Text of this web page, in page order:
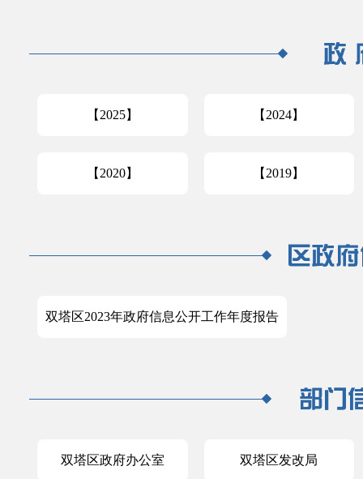
【2025】 【2024】
【2020】 【2019】
双塔区2023年政府信息公开工作年度报告
双塔区政府办公室 双塔区发改局